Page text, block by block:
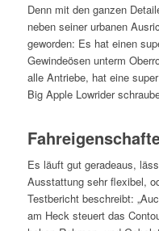
Denn mit den ganzen
neben seiner urbanen
geworden: Es hat einen
Gewindeösen unterm
alle Antriebe, hat eine
Big Apple Lowrider
Es läuft gut geradeaus,
Ausstattung sehr flexibel,
Testbericht beschreibt:
am Heck steuert das